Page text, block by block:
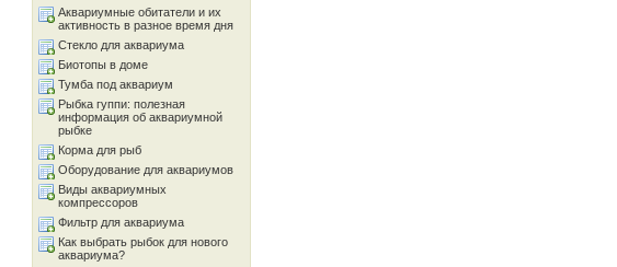
Аквариумные обитатели и их
активность в разное время дня
Стекло для аквариума
Биотопы в доме
Тумба под аквариум
Рыбка гуппи: полезная
информация об аквариумной
рыбке
Корма для рыб
Оборудование для аквариумов
Виды аквариумных
компрессоров
Фильтр для аквариума
Как выбрать рыбок для нового
аквариума?